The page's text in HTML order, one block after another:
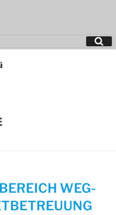
WEG-